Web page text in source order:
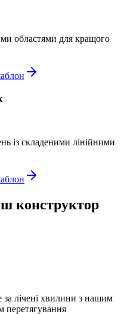
областями для кращого
із складеними лінійними
конструктор
лічені хвилини з нашим
перетягування